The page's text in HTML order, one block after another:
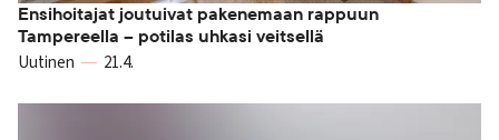
Ensihoitajat joutuivat pakenemaan rappuun
Tampereella – potilas uhkasi veitsellä
Uutinen 21.4.